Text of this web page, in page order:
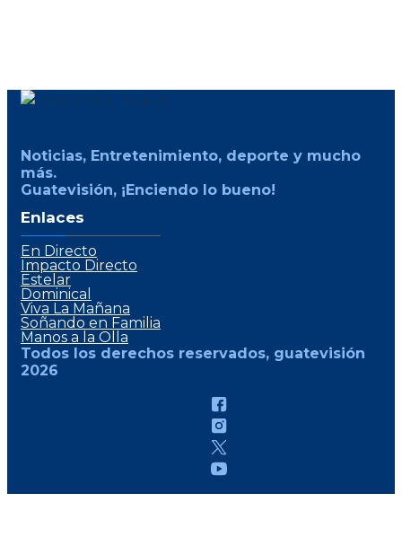
Noticias, Entretenimiento, deporte y mucho
más.
Guatevisión, ¡Enciendo lo bueno!
Enlaces
En Directo
Impacto Directo
Estelar
Dominical
Viva La Mañana
Soñando en Familia
Manos a la Olla
Todos los derechos reservados, guatevisión
2026